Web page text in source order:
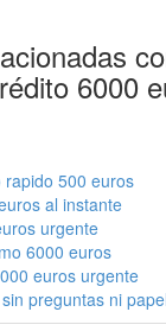
6000
rapido 500 euros
al instante
urgente
6000 euros
euros urgente
preguntas ni